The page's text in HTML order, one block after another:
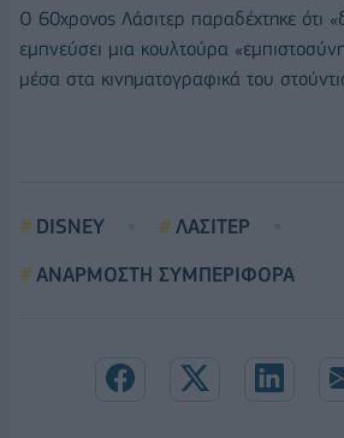
Ο 60χρονος Λάσιτερ παραδέχτηκε ότι
εμπνεύσει μια κουλτούρα
μέσα στα κινηματογραφικά του
DISNEY
ΛΑΣΙΤΕΡ
ΑΝΑΡΜΟΣΤΗ ΣΥΜΠΕΡΙΦΟΡΑ